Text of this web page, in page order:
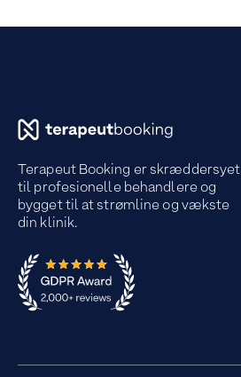
Terapeut Booking er skræddersyet
til profesionelle behandlere og
bygget til at strømline og vækste
din klinik.